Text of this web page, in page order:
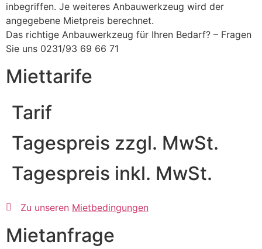
inbegriffen. Je weiteres Anbauwerkzeug wird der
angegebene Mietpreis berechnet.
Das richtige Anbauwerkzeug für Ihren Bedarf? – Fragen
Sie uns 0231/93 69 66 71
Miettarife
Tarif
Tagespreis zzgl. MwSt.
Tagespreis inkl. MwSt.
Zu unseren Mietbedingungen
Mietanfrage